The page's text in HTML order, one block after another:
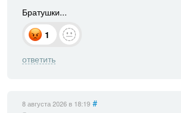
Братушки...
1
ответить
8 августа 2026 в 18:19 #